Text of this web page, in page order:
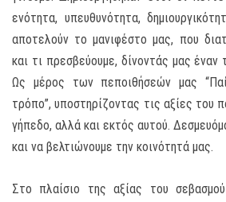
ενότητα, υπευθυνότητα,
αποτελούν το μανιφέστο μας, που
και τι πρεσβεύουμε, δίνοντάς μας
Ως μέρος των πεποιθήσεών μας
τρόπο”, υποστηρίζοντας τις αξίες του
γήπεδο, αλλά και εκτός αυτού.
και να βελτιώνουμε την κοινότητά μας.
Στο πλαίσιο της αξίας του